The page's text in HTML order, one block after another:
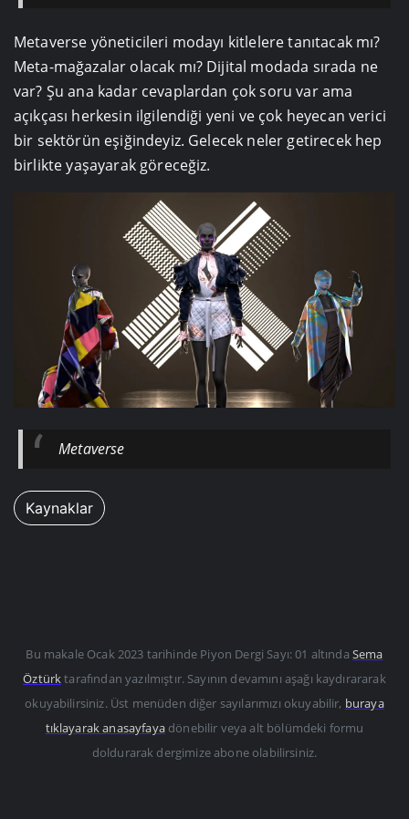
Metaverse yöneticileri modayı kitlelere tanıtacak mı?
Meta-mağazalar olacak mı? Dijital modada sırada ne
var? Şu ana kadar cevaplardan çok soru var ama
açıkçası herkesin ilgilendiği yeni ve çok heyecan verici
bir sektörün eşiğindeyiz. Gelecek neler getirecek hep
birlikte yaşayarak göreceğiz.
Metaverse
Kaynaklar
Bu makale Ocak 2023 tarihinde Piyon Dergi Sayı: 01 altında Sema
Öztürktarafından yazılmıştır. Sayının devamını aşağı kaydırararak
okuyabilirsiniz. Üst menüden diğer sayılarımızı okuyabilir, buraya
tıklayarak anasayfayadönebilir veya alt bölümdeki formu
doldurarak dergimize abone olabilirsiniz.